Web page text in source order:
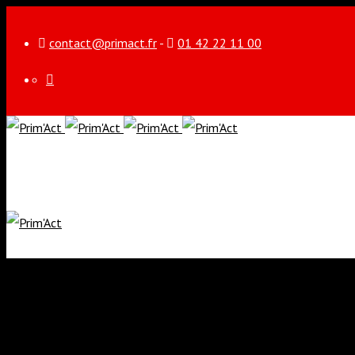
contact@primact.fr - 01 42 22 11 00